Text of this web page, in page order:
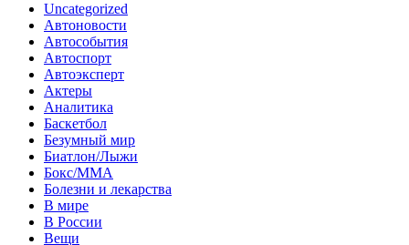
Uncategorized
Автоновости
Автособытия
Автоспорт
Автоэксперт
Актеры
Аналитика
Баскетбол
Безумный мир
Биатлон/Лыжи
Бокс/MMA
Болезни и лекарства
В мире
В России
Вещи